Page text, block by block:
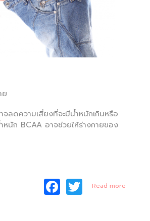
ย
จลดความเสี่ยงที่จะมีน้ำหนักเกินหรือ
นัก BCAA อาจช่วยให้ร่างกายของ
F
a
T
Read more